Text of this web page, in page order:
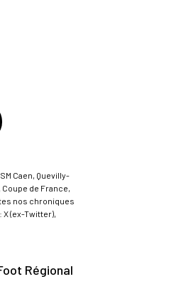
Caen, Quevilly-
Coupe de France,
nos chroniques
(ex-Twitter),
Régional